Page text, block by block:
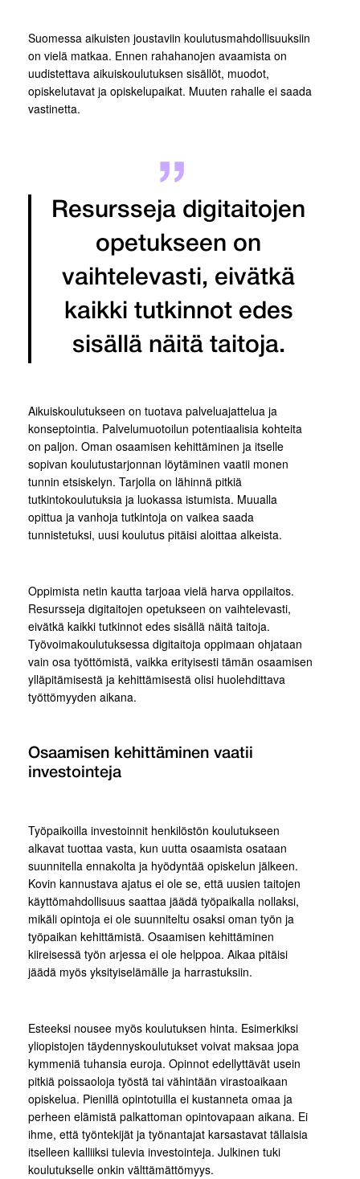
Suomessa aikuisten joustaviin koulutusmahdollisuuksiin
on vielä matkaa. Ennen rahahanojen avaamista on
uudistettava aikuiskoulutuksen sisällöt, muodot,
opiskelutavat ja opiskelupaikat. Muuten rahalle ei saada
vastinetta.
Resursseja digitaitojen
opetukseen on
vaihtelevasti, eivätkä
kaikki tutkinnot edes
sisällä näitä taitoja.
Aikuiskoulutukseen on tuotava palveluajattelua ja
konseptointia. Palvelumuotoilun potentiaalisia kohteita
on paljon. Oman osaamisen kehittäminen ja itselle
sopivan koulutustarjonnan löytäminen vaatii monen
tunnin etsiskelyn. Tarjolla on lähinnä pitkiä
tutkintokoulutuksia ja luokassa istumista. Muualla
opittua ja vanhoja tutkintoja on vaikea saada
tunnistetuksi, uusi koulutus pitäisi aloittaa alkeista.
Oppimista netin kautta tarjoaa vielä harva oppilaitos.
Resursseja digitaitojen opetukseen on vaihtelevasti,
eivätkä kaikki tutkinnot edes sisällä näitä taitoja.
Työvoimakoulutuksessa digitaitoja oppimaan ohjataan
vain osa työttömistä, vaikka erityisesti tämän osaamisen
ylläpitämisestä ja kehittämisestä olisi huolehdittava
työttömyyden aikana.
Osaamisen kehittäminen vaatii
investointeja
Työpaikoilla investoinnit henkilöstön koulutukseen
alkavat tuottaa vasta, kun uutta osaamista osataan
suunnitella ennakolta ja hyödyntää opiskelun jälkeen.
Kovin kannustava ajatus ei ole se, että uusien taitojen
käyttömahdollisuus saattaa jäädä työpaikalla nollaksi,
mikäli opintoja ei ole suunniteltu osaksi oman työn ja
työpaikan kehittämistä. Osaamisen kehittäminen
kiireisessä työn arjessa ei ole helppoa. Aikaa pitäisi
jäädä myös yksityiselämälle ja harrastuksiin.
Esteeksi nousee myös koulutuksen hinta. Esimerkiksi
yliopistojen täydennyskoulutukset voivat maksaa jopa
kymmeniä tuhansia euroja. Opinnot edellyttävät usein
pitkiä poissaoloja työstä tai vähintään virastoaikaan
opiskelua. Pienillä opintotuilla ei kustanneta omaa ja
perheen elämistä palkattoman opintovapaan aikana. Ei
ihme, että työntekijät ja työnantajat karsastavat tällaisia
itselleen kalliiksi tulevia investointeja. Julkinen tuki
koulutukselle onkin välttämättömyys.